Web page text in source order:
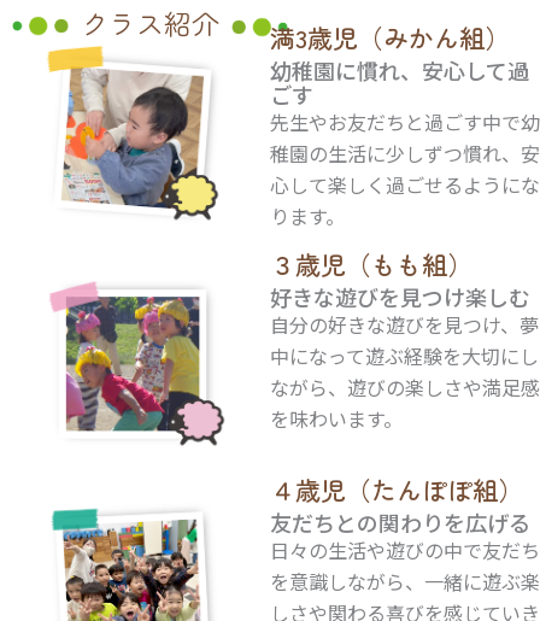
クラス紹介 満3歳児（みかん組）
幼稚園に慣れ、安心して過
ごす
先生やお友だちと過ごす中で幼
稚園の生活に少しずつ慣れ、安
心して楽しく過ごせるようにな
ります。
３歳児（もも組）
好きな遊びを見つけ楽しむ
自分の好きな遊びを見つけ、夢
中になって遊ぶ経験を大切にし
ながら、遊びの楽しさや満足感
を味わいます。
４歳児（たんぽぽ組）
友だちとの関わりを広げる
日々の生活や遊びの中で友だち
を意識しながら、一緒に遊ぶ楽
しさや関わる喜びを感じていき